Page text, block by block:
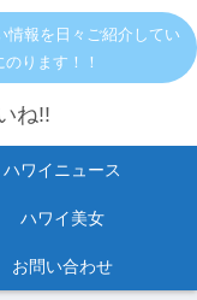
情報を日々ご紹介してい
ります！！
ね!!
ハワイニュース
ハワイ美女
お問い合わせ